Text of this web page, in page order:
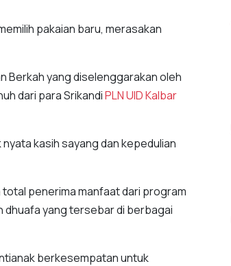
pakaian baru, merasakan
Berkah yang diselenggarakan oleh
dari para SrikandiPLN UIDKalbar
kasih sayang dan kepedulian
penerima manfaat dari program
dhuafa yang tersebar di berbagai
berkesempatan untuk